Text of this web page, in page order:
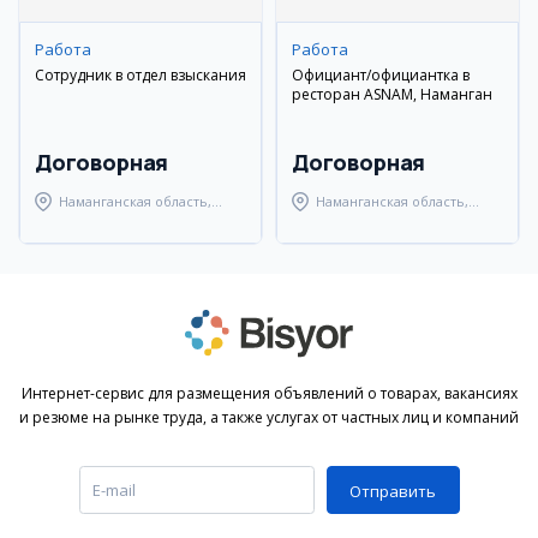
Работа
Сотрудник в отдел взыскания
Договорная
Наманганская область,
Работа
Официант/официантка в
ресторан ASNAM, Наманган
Договорная
Наманганская область,
Интернет-сервис для размещения объявлений о товарах, вакансиях
и резюме на рынке труда, а также услугах от частных лиц и компаний
Отправить